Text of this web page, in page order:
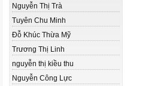
Nguyễn Thị Trà
Tuyên Chu Minh
Đỗ Khúc Thừa Mỹ
Trương Thị Linh
nguyễn thị kiều thu
Nguyễn Công Lực